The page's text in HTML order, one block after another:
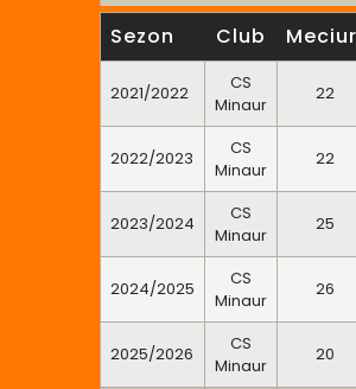
Sezon Club
2021/2022
CS
Minaur
22
2022/2023
CS
Minaur
22
2023/2024
CS
Minaur
25
2024/2025
CS
Minaur
26
2025/2026
CS
Minaur
20